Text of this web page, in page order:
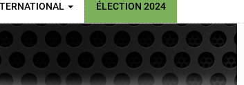
ÉLECTION 2024